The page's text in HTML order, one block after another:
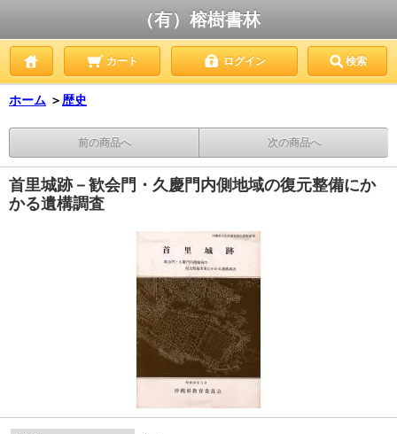
（有）榕樹書林
カート ログイン 検索
ホーム ＞ 歴史
前の商品へ 次の商品へ
首里城跡－歓会門・久慶門内側地域の復元整備にか
かる遺構調査